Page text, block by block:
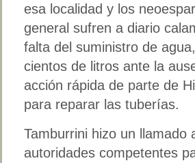
esa localidad y los
general sufren a diario
falta del suministro de
cientos de litros ante la
acción rápida de parte de
para reparar las tuberías.
Tamburrini hizo un llamado
autoridades competentes